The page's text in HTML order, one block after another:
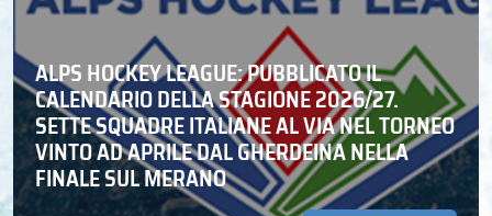
ALPS HOCKEY LEAGUE: PUBBLICATO IL
CALENDARIO DELLA STAGIONE 2026/27.
SETTE SQUADRE ITALIANE AL VIA NEL TORNEO
VINTO AD APRILE DAL GHERDEINA NELLA
FINALE SUL MERANO